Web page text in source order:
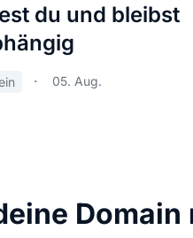
du und bleibst
05. Aug.